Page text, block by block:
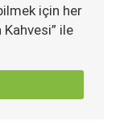
için her
ile